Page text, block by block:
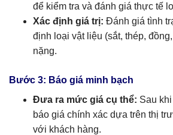
để kiểm tra và đánh giá thực tế
Xác định giá trị: Đánh giá tình
định loại vật liệu (sắt, thép,
nặng.
Bước 3: Báo giá minh bạch
Đưa ra mức giá cụ thể: Sau
báo giá chính xác dựa trên thị
với khách hàng.